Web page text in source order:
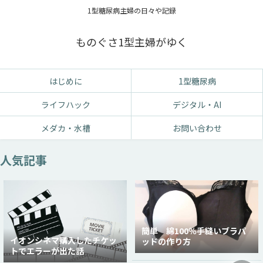
1型糖尿病主婦の日々や記録
ものぐさ1型主婦がゆく
はじめに
1型糖尿病
ライフハック
デジタル・AI
メダカ・水槽
お問い合わせ
人気記事
イオンシネマ購入したチケッ
トでエラーが出た話
簡単 綿100％手縫いブラパ
ッドの作り方